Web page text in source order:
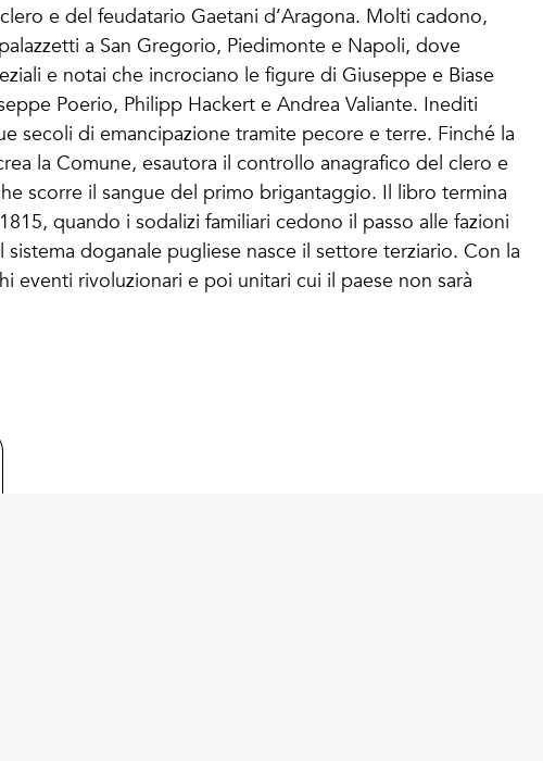
e del feudatario Gaetani d’Aragona. Molti cadono,
a San Gregorio, Piedimonte e Napoli, dove
e notai che incrociano le figure di Giuseppe e Biase
Poerio, Philipp Hackert e Andrea Valiante. Inediti
secoli di emancipazione tramite pecore e terre. Finché la
la Comune, esautora il controllo anagrafico del clero e
scorre il sangue del primo brigantaggio. Il libro termina
quando i sodalizi familiari cedono il passo alle fazioni
doganale pugliese nasce il settore terziario. Con la
eventi rivoluzionari e poi unitari cui il paese non sarà